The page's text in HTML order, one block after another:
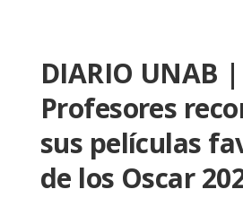
DIARIO UNAB |
Profesores
sus películas
de los Oscar